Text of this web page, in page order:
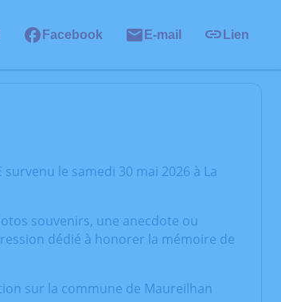
Facebook E-mail Lien
le samedi 30 mai 2026 à La
souvenirs, une anecdote ou
dédié à honorer la mémoire de
sur la commune de Maureilhan